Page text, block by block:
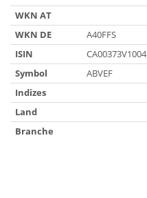
WKN AT
WKN DE
A40FFS
ISIN
CA00373V1004
Symbol
ABVEF
Indizes
Land
Branche